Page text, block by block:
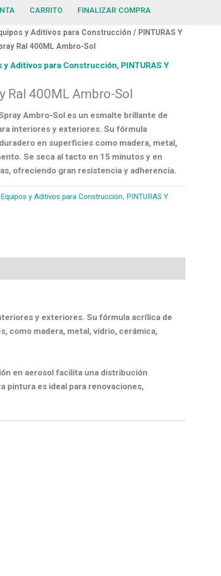
CARRITO FINALIZAR COMPRA
y Aditivos para Construcción / PINTURAS Y
Ral 400ML Ambro-Sol
y Aditivos para Construcción, PINTURAS Y
Ral 400ML Ambro-Sol
Ambro-Sol es un esmalte brillante de
interiores y exteriores. Su fórmula
en superficies como madera, metal,
Se seca al tacto en 15 minutos y en
, ofreciendo gran resistencia y adherencia.
y Aditivos para Construcción, PINTURAS Y
y exteriores. Su fórmula acrílica de
como madera, metal, vidrio, cerámica,
en aerosol facilita una distribución
pintura es ideal para renovaciones,